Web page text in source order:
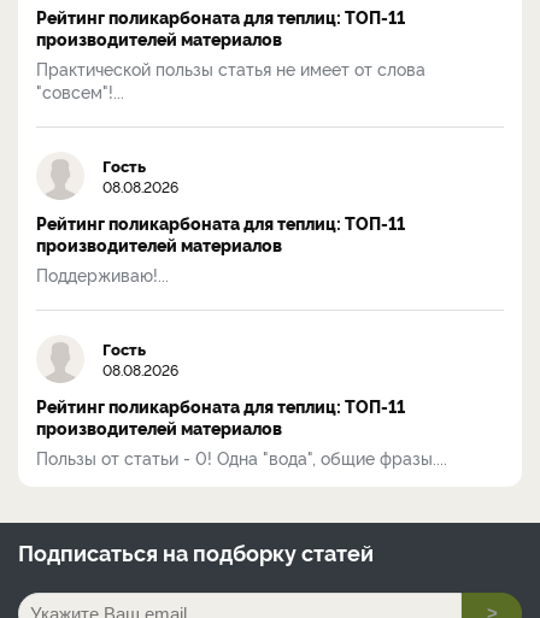
Рейтинг поликарбоната для теплиц: ТОП-11
производителей материалов
Практической пользы статья не имеет от слова
"совсем"!...
Гость
08.08.2026
Рейтинг поликарбоната для теплиц: ТОП-11
производителей материалов
Поддерживаю!...
Гость
08.08.2026
Рейтинг поликарбоната для теплиц: ТОП-11
производителей материалов
Пользы от статьи - 0! Одна "вода", общие фразы....
Подписаться на подборку статей
>